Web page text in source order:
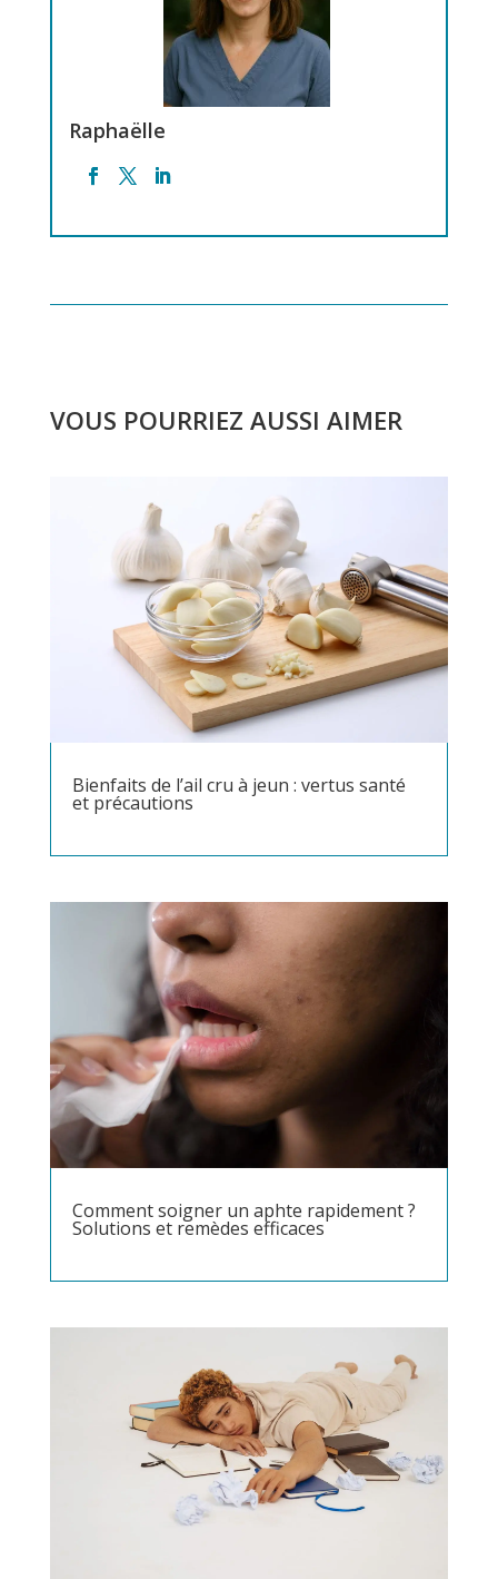
Raphaëlle
VOUS POURRIEZ AUSSI AIMER
Bienfaits de l’ail cru à jeun : vertus santé
et précautions
Comment soigner un aphte rapidement ?
Solutions et remèdes efficaces